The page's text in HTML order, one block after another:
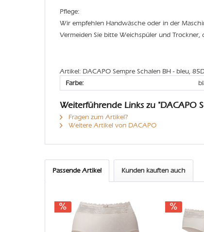
Pflege:
Wir empfehlen Handwäsche oder in der
Vermeiden Sie bitte Weichspüler und Trockner,
Artikel: DACAPO Sempre Schalen BH - bleu,
Farbe:
Weiterführende Links zu "DACAPO
Fragen zum Artikel?
Weitere Artikel von DACAPO
Passende Artikel Kunden kauften auch